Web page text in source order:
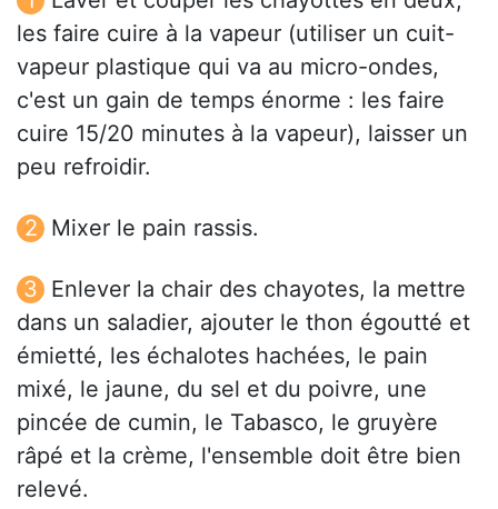
les faire cuire à la vapeur (utiliser un cuit-
vapeur plastique qui va au micro-ondes,
c'est un gain de temps énorme : les faire
cuire 15/20 minutes à la vapeur), laisser un
peu refroidir.
Mixer le pain rassis.
Enlever la chair des chayotes, la mettre
dans un saladier, ajouter le thon égoutté et
émietté, les échalotes hachées, le pain
mixé, le jaune, du sel et du poivre, une
pincée de cumin, le Tabasco, le gruyère
râpé et la crème, l'ensemble doit être bien
relevé.